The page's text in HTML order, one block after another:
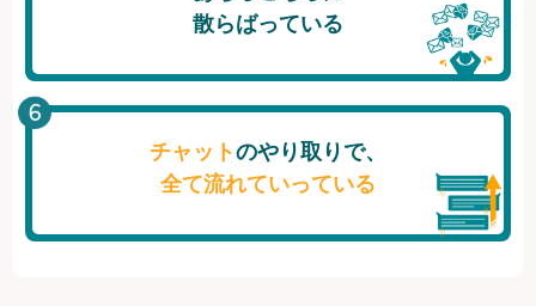
散らばっている
チャットのやり取りで、
全て流れていっている